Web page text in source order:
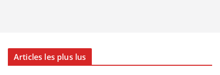
Articles les plus lus